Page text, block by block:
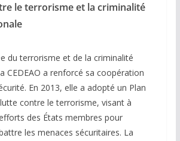
le terrorisme et la criminalité
du terrorisme et de la criminalité
CEDEAO a renforcé sa coopération
En 2013, elle a adopté un Plan
contre le terrorisme, visant à
des États membres pour
les menaces sécuritaires. La